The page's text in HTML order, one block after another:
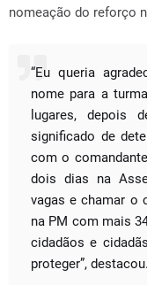
nomeação do reforço
“Eu queria
nome para a
lugares,
significado de
com o
dois dias na
vagas e chamar o
na PM com mais
cidadãos e
proteger”, destacou.